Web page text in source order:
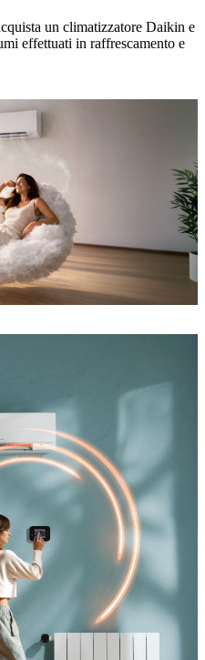
un climatizzatore Daikin e
effettuati in raffrescamento e